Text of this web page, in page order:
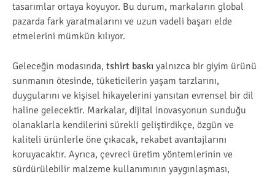
tasarımlar ortaya koyuyor. Bu durum, markaların global
pazarda fark yaratmalarını ve uzun vadeli başarı elde
etmelerini mümkün kılıyor.
Geleceğin modasında, tshirt baskı yalnızca bir giyim ürünü
sunmanın ötesinde, tüketicilerin yaşam tarzlarını,
duygularını ve kişisel hikayelerini yansıtan evrensel bir dil
haline gelecektir. Markalar, dijital inovasyonun sunduğu
olanaklarla kendilerini sürekli geliştirdikçe, özgün ve
kaliteli ürünlerle öne çıkacak, rekabet avantajlarını
koruyacaktır. Ayrıca, çevreci üretim yöntemlerinin ve
sürdürülebilir malzeme kullanımının yaygınlaşması,